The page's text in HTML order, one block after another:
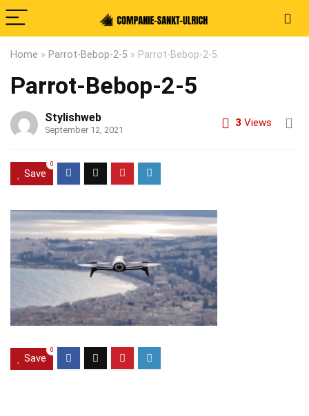
Home » Parrot-Bebop-2-5 » Parrot-Bebop-2-5
Parrot-Bebop-2-5
Stylishweb
September 12, 2021
3 Views
Save
0
Save
0